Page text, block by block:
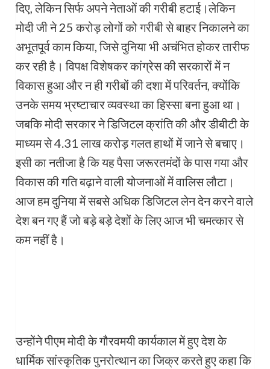
दिए, लेकिन सिर्फ अपने नेताओं की गरीबी हटाई।लेकिन
मोदी जी ने 25 करोड़ लोगों को गरीबी से बाहर निकालने का
अभूतपूर्व काम किया, जिसे दुनिया भी अचंभित होकर तारीफ
कर रही है। विपक्ष विशेषकर कांग्रेस की सरकारों में न
विकास हुआ और न ही गरीबों की दशा में परिवर्तन, क्योंकि
उनके समय भ्रष्टाचार व्यवस्था का हिस्सा बना हुआ था।
जबकि मोदी सरकार ने डिजिटल क्रांति की और डीबीटी के
माध्यम से 4.31 लाख करोड़ गलत हाथों में जाने से बचाए।
इसी का नतीजा है कि यह पैसा जरूरतमंदों के पास गया और
विकास की गति बढ़ाने वाली योजनाओं में वालिस लौटा।
आज हम दुनिया में सबसे अधिक डिजिटल लेन देन करने वाले
देश बन गए हैं जो बड़े बड़े देशों के लिए आज भी चमत्कार से
कम नहीं है।
उन्होंने पीएम मोदी के गौरवमयी कार्यकाल में हुए देश के
धार्मिक सांस्कृतिक पुनरोत्थान का जिक्र करते हुए कहा कि